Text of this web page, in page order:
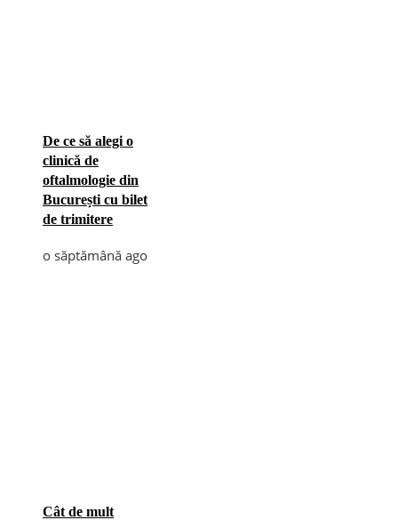
De ce să alegi o
clinică de
oftalmologie din
București cu bilet
de trimitere
o săptămână ago
Cât de mult